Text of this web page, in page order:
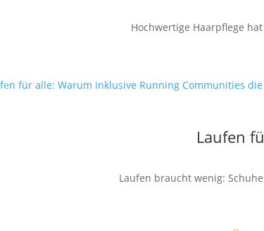
Hochwertige Haarpflege
Laufen
Laufen braucht wenig: